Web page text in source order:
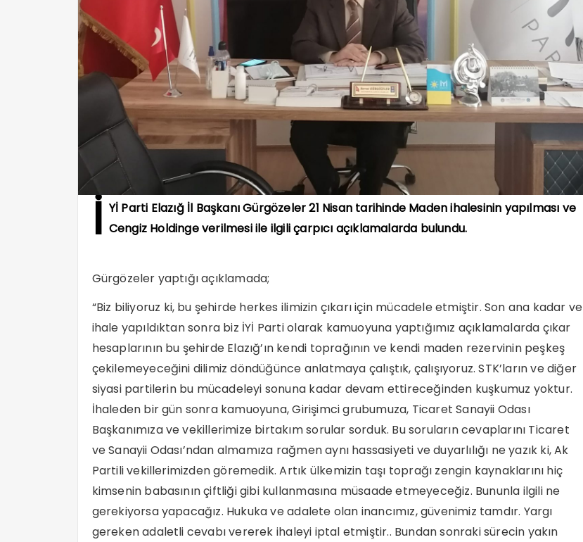
İ Yİ Parti Elazığ İl Başkanı Gürgözeler 21 Nisan tarihinde Maden ihalesinin yapılması ve
Cengiz Holdinge verilmesi ile ilgili çarpıcı açıklamalarda bulundu.
Gürgözeler yaptığı açıklamada;
“Biz biliyoruz ki, bu şehirde herkes ilimizin çıkarı için mücadele etmiştir. Son ana kadar ve
ihale yapıldıktan sonra biz İYİ Parti olarak kamuoyuna yaptığımız açıklamalarda çıkar
hesaplarının bu şehirde Elazığ’ın kendi toprağının ve kendi maden rezervinin peşkeş
çekilemeyeceğini dilimiz döndüğünce anlatmaya çalıştık, çalışıyoruz. STK’ların ve diğer
siyasi partilerin bu mücadeleyi sonuna kadar devam ettireceğinden kuşkumuz yoktur.
İhaleden bir gün sonra kamuoyuna, Girişimci grubumuza, Ticaret Sanayii Odası
Başkanımıza ve vekillerimize birtakım sorular sorduk. Bu soruların cevaplarını Ticaret
ve Sanayii Odası’ndan almamıza rağmen aynı hassasiyeti ve duyarlılığı ne yazık ki, Ak
Partili vekillerimizden göremedik. Artık ülkemizin taşı toprağı zengin kaynaklarını hiç
kimsenin babasının çiftliği gibi kullanmasına müsaade etmeyeceğiz. Bununla ilgili ne
gerekiyorsa yapacağız. Hukuka ve adalete olan inancımız, güvenimiz tamdır. Yargı
gereken adaletli cevabı vererek ihaleyi iptal etmiştir.. Bundan sonraki sürecin yakın